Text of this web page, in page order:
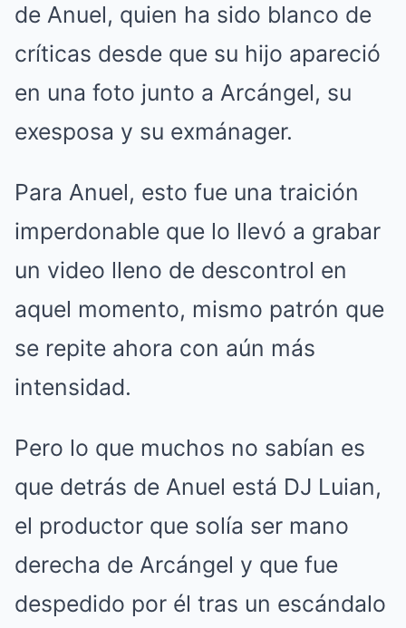
de Anuel, quien ha sido blanco de
críticas desde que su hijo apareció
en una foto junto a Arcángel, su
exesposa y su exmánager.
Para Anuel, esto fue una traición
imperdonable que lo llevó a grabar
un video lleno de descontrol en
aquel momento, mismo patrón que
se repite ahora con aún más
intensidad.
Pero lo que muchos no sabían es
que detrás de Anuel está DJ Luian,
el productor que solía ser mano
derecha de Arcángel y que fue
despedido por él tras un escándalo